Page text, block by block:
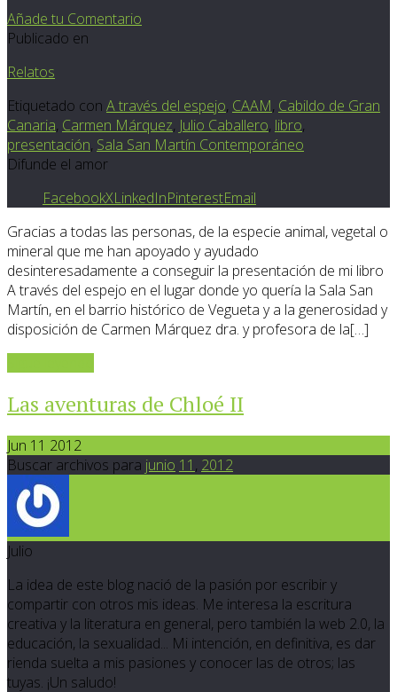
Añade tu Comentario
Publicado en
Relatos
Etiquetado con A través del espejo, CAAM, Cabildo de Gran
Canaria, Carmen Márquez, Julio Caballero, libro,
presentación, Sala San Martín Contemporáneo
Difunde el amor
FacebookXLinkedInPinterestEmail
Gracias a todas las personas, de la especie animal, vegetal o
mineral que me han apoyado y ayudado
desinteresadamente a conseguir la presentación de mi libro
A través del espejo en el lugar donde yo quería la Sala San
Martín, en el barrio histórico de Vegueta y a la generosidad y
disposición de Carmen Márquez dra. y profesora de la[…]
Las aventuras de Chloé II
Jun 11 2012
Buscar archivos para junio 11 , 2012
Julio
La idea de este blog nació de la pasión por escribir y
compartir con otros mis ideas. Me interesa la escritura
creativa y la literatura en general, pero también la web 2.0, la
educación, la sexualidad... Mi intención, en definitiva, es dar
rienda suelta a mis pasiones y conocer las de otros; las
tuyas. ¡Un saludo!